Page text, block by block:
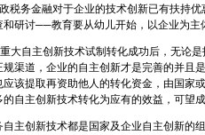
税务金融对于企业的技术创新已有扶持
和研讨──教育要从幼儿开始，以企业为
大自主创新技术试制转化成功后，无论
渠道，企业的自主创新才是完善的并且
该提取再资助他人的转化资金，由国家
的自主创新技术转化为应有的效益，可望
主创新技术都是国家及企业自主创新的